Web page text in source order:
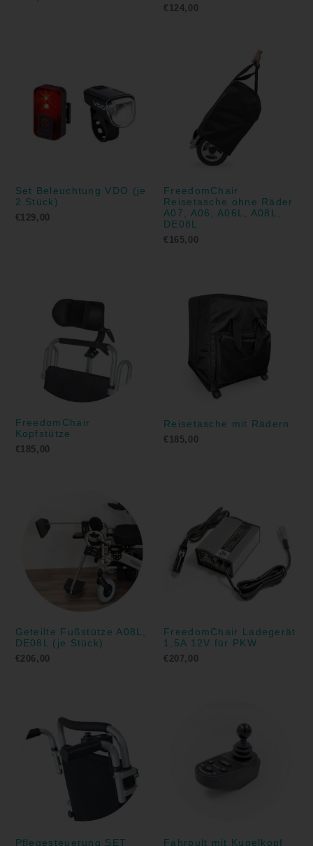
€ 124,00
Set Beleuchtung VDO (je
2 Stück)
€129,00
FreedomChair
Reisetasche ohne Räder
A07, A06, A06L, A08L,
DE08L
€ 165,00
FreedomChair
Kopfstütze
€185,00
Reisetasche mit Rädern
€ 185,00
Geteilte Fußstütze A08L,
DE08L (je Stück)
€206,00
FreedomChair Ladegerät
1,5A 12V für PKW
€ 207,00
Pflegesteuerung SET Fahrpult mit Kugelkopf